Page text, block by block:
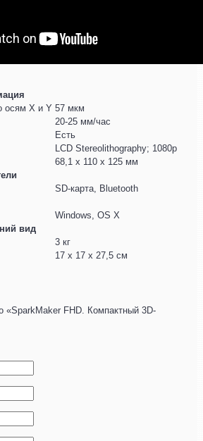
осям X и Y 57 мкм
20-25 мм/час
Есть
LCD Stereolithography; 1080р
68,1 x 110 x 125 мм
SD-карта, Bluetooth
Windows, OS X
вид
3 кг
17 х 17 х 27,5 см
«SparkMaker FHD. Компактный 3D-